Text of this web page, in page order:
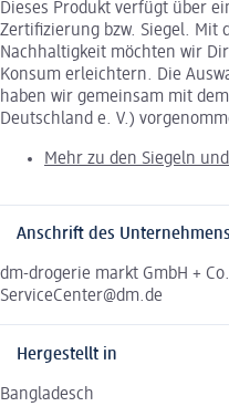
Dieses Produkt verfügt über
Zertifizierung bzw. Siegel. Mit
Nachhaltigkeit möchten wir
Konsum erleichtern. Die
haben wir gemeinsam mit
Deutschland e. V.)
Mehr zu den Siegeln
Anschrift des Unternehmens
dm-drogerie markt GmbH +
ServiceCenter@dm.de
Hergestellt in
Bangladesch